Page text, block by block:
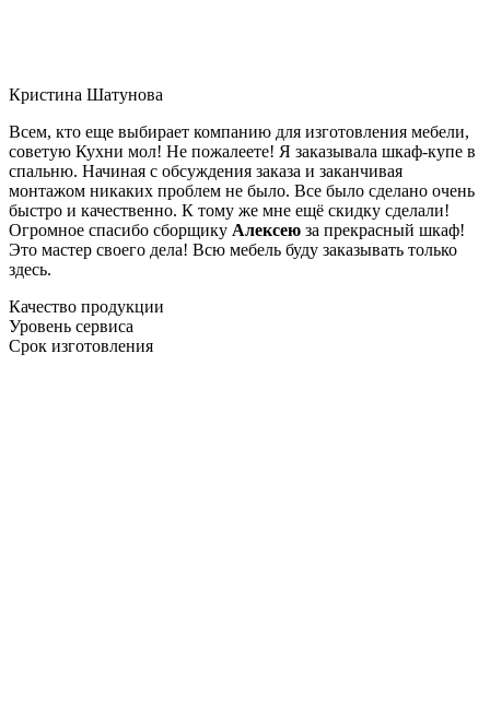
Кристина Шатунова
Всем, кто еще выбирает компанию для изготовления мебели,
советую Кухни мол! Не пожалеете! Я заказывала шкаф-купе в
спальню. Начиная с обсуждения заказа и заканчивая
монтажом никаких проблем не было. Все было сделано очень
быстро и качественно. К тому же мне ещё скидку сделали!
Огромное спасибо сборщику Алексею за прекрасный шкаф!
Это мастер своего дела! Всю мебель буду заказывать только
здесь.
Качество продукции
Уровень сервиса
Срок изготовления